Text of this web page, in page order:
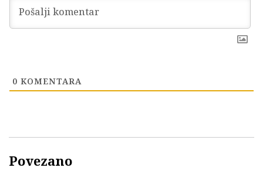
0 KOMENTARA
Povezano